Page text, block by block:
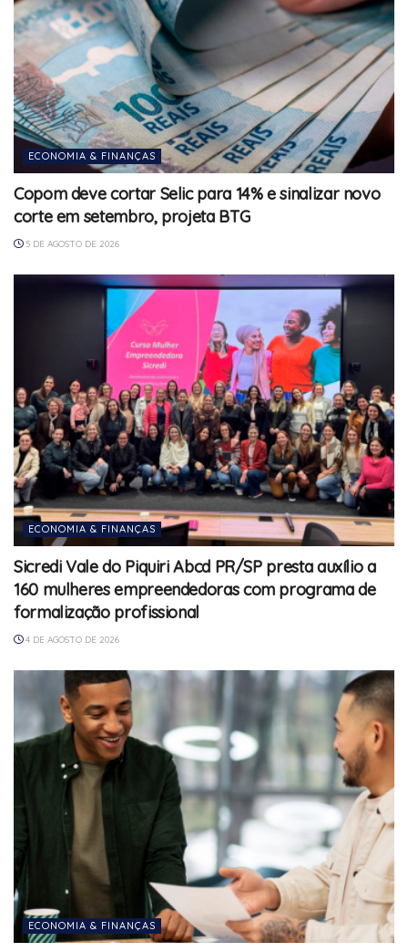
ECONOMIA & FINANÇAS
Copom deve cortar Selic para 14% e sinalizar novo
corte em setembro, projeta BTG
5 DE AGOSTO DE 2026
ECONOMIA & FINANÇAS
Sicredi Vale do Piquiri Abcd PR/SP presta auxílio a
160 mulheres empreendedoras com programa de
formalização profissional
4 DE AGOSTO DE 2026
ECONOMIA & FINANÇAS